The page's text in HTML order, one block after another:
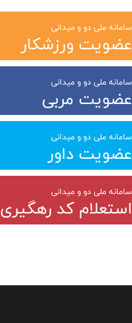
سامانه ملی دو و میدانی
عضویت ورزشکار
سامانه ملی دو و میدانی
عضویت مربی
سامانه ملی دو و میدانی
عضویت داور
سامانه ملی دو و میدانی
استعلام کد رهگیری